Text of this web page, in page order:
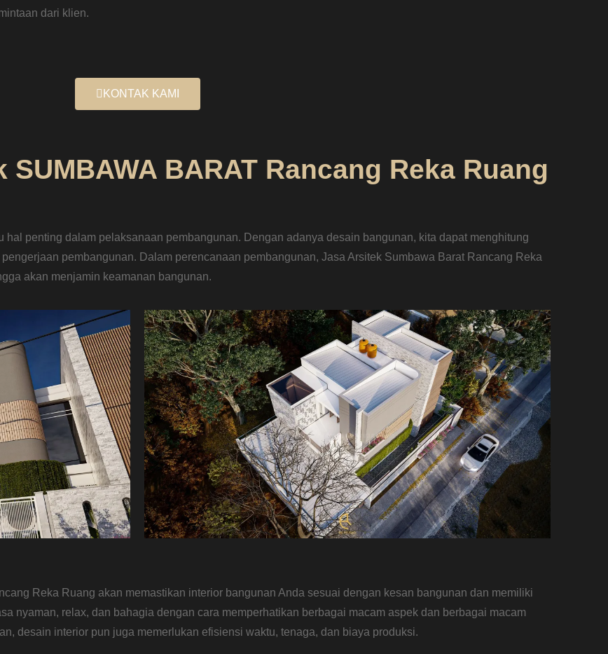
dari klien.
KONTAK KAMI
BARAT Rancang Reka Ruang
penting dalam pelaksanaan pembangunan. Dengan adanya desain bangunan, kita dapat menghitung
pembangunan. Dalam perencanaan pembangunan, Jasa Arsitek Sumbawa Barat Rancang Reka
akan menjamin keamanan bangunan.
Reka Ruang akan memastikan interior bangunan Anda sesuai dengan kesan bangunan dan memiliki
nyaman, relax, dan bahagia dengan cara memperhatikan berbagai macam aspek dan berbagai macam
desain interior pun juga memerlukan efisiensi waktu, tenaga, dan biaya produksi.